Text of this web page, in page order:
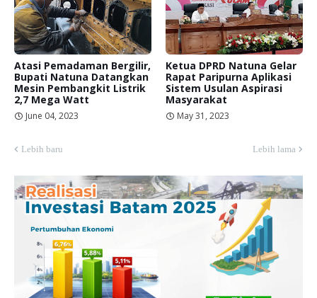
Atasi Pemadaman Bergilir,
Bupati Natuna Datangkan
Mesin Pembangkit Listrik
2,7 Mega Watt
June 04, 2023
Ketua DPRD Natuna Gelar
Rapat Paripurna Aplikasi
Sistem Usulan Aspirasi
Masyarakat
May 31, 2023
Lebih baru Lebih lama